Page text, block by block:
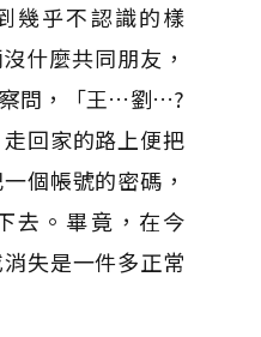
幾乎不認識的樣
什麼共同朋友，
問，「王…劉…?
回家的路上便把
個帳號的密碼，
去。畢竟，在今
失是一件多正常